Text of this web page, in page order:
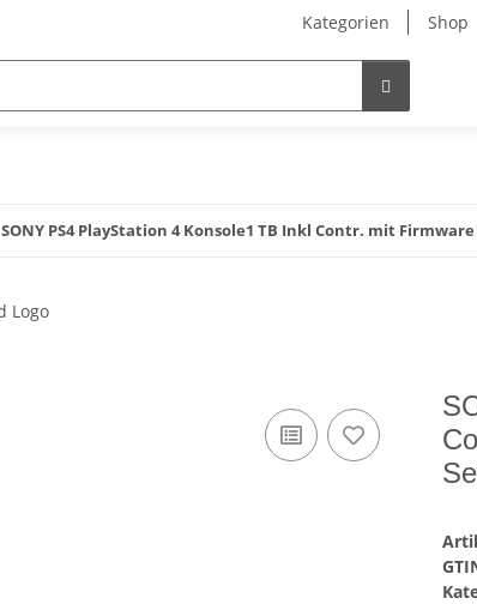
Kategorien Shop
SONY PS4 PlayStation 4 Konsole1 TB Inkl Contr. mit